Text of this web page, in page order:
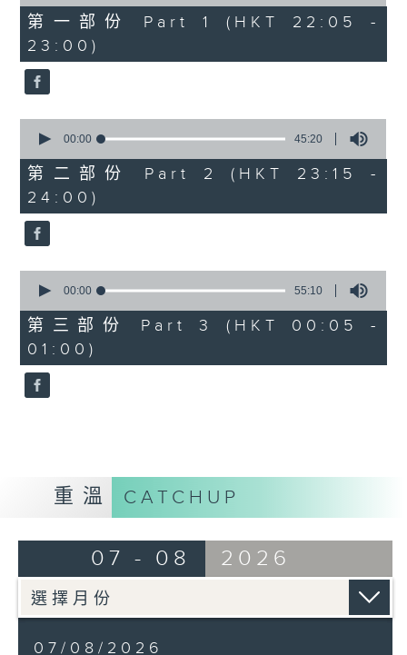
Weekdays 10:05pm to 1am - On Air
- Online - On Radio 3
55
minutes,
10
seconds
第一部份 Part 1 (HKT 22:05 -
23:00)
seconds
45
minutes,
20
seconds
00:00 45:20
第二部份 Part 2 (HKT 23:15 -
24:00)
seconds
55
minutes,
10
seconds
00:00 55:10
第三部份 Part 3 (HKT 00:05 -
01:00)
重溫 CATCHUP
07 - 08 2026
07/08/2026